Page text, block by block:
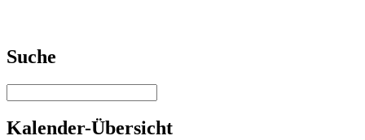
Suche
Kalender-Übersicht